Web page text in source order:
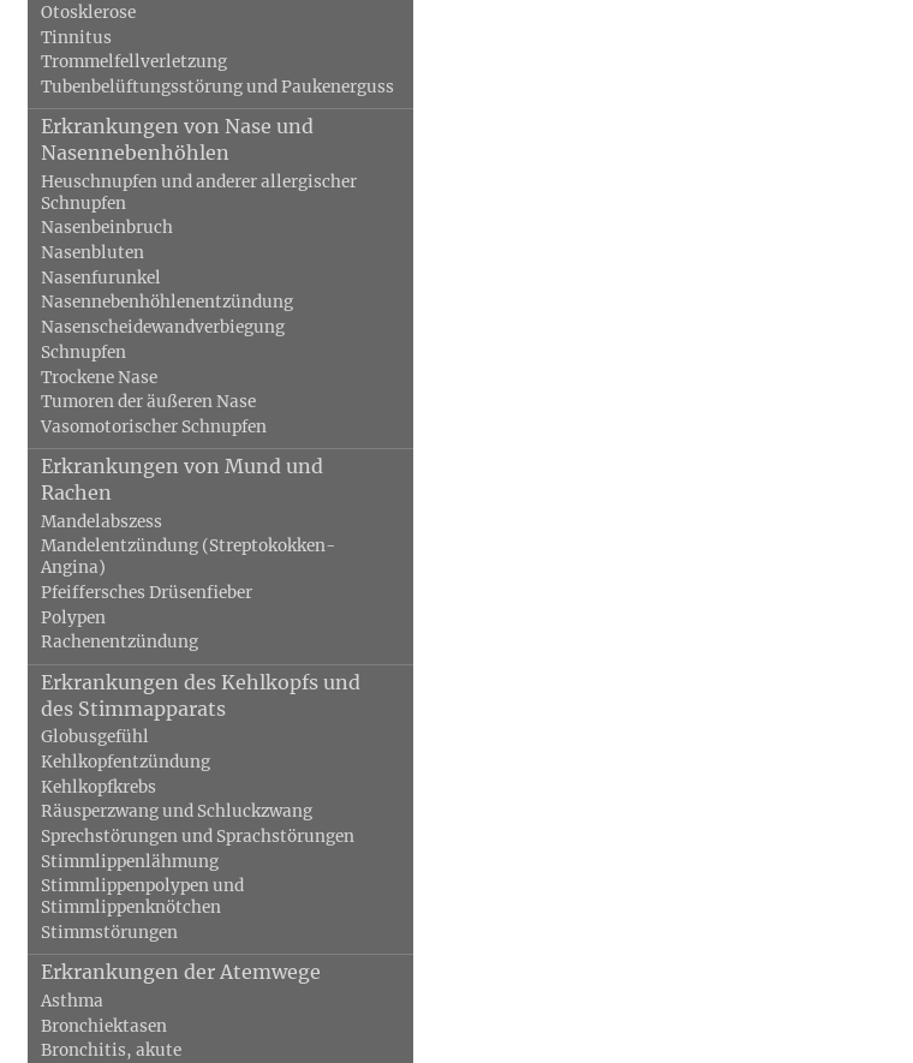
Otosklerose
Tinnitus
Trommelfellverletzung
Tubenbelüftungsstörung und Paukenerguss
Erkrankungen von Nase und
Nasennebenhöhlen
Heuschnupfen und anderer allergischer
Schnupfen
Nasenbeinbruch
Nasenbluten
Nasenfurunkel
Nasennebenhöhlenentzündung
Nasenscheidewandverbiegung
Schnupfen
Trockene Nase
Tumoren der äußeren Nase
Vasomotorischer Schnupfen
Erkrankungen von Mund und
Rachen
Mandelabszess
Mandelentzündung (Streptokokken-
Angina)
Pfeiffersches Drüsenfieber
Polypen
Rachenentzündung
Erkrankungen des Kehlkopfs und
des Stimmapparats
Globusgefühl
Kehlkopfentzündung
Kehlkopfkrebs
Räusperzwang und Schluckzwang
Sprechstörungen und Sprachstörungen
Stimmlippenlähmung
Stimmlippenpolypen und
Stimmlippenknötchen
Stimmstörungen
Erkrankungen der Atemwege
Asthma
Bronchiektasen
Bronchitis, akute